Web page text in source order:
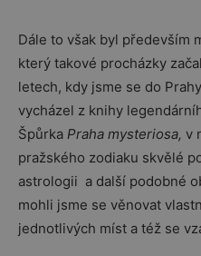
Dále to však byl především
který takové procházky
letech, kdy jsme se do
vycházel z knihy
Špůrka Praha mysteriosa, v
pražského zodiaku skvělé
astrologii a další podobné
mohli jsme se věnovat
jednotlivých míst a též se